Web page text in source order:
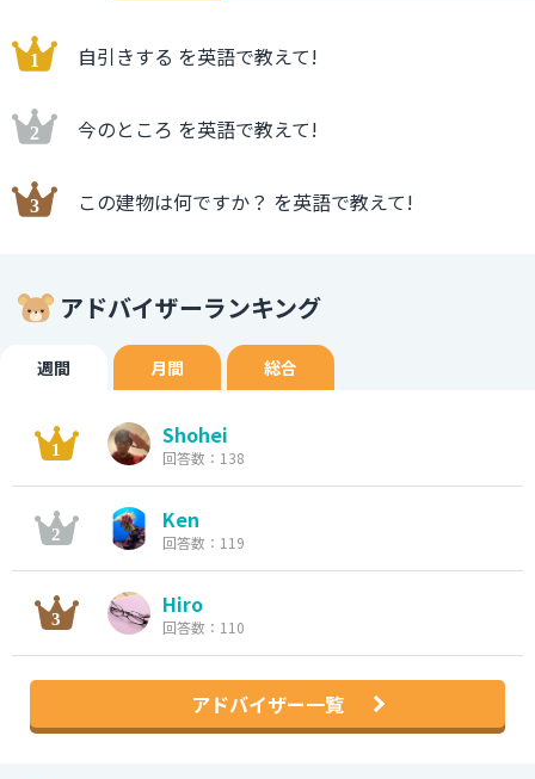
自引きする を英語で教えて!
今のところ を英語で教えて!
この建物は何ですか？ を英語で教えて!
アドバイザーランキング
週間 月間 総合
Shohei
回答数：138
Ken
回答数：119
Hiro
回答数：110
アドバイザー一覧